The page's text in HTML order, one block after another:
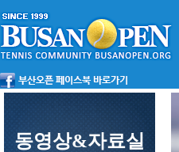
동영상&자료실